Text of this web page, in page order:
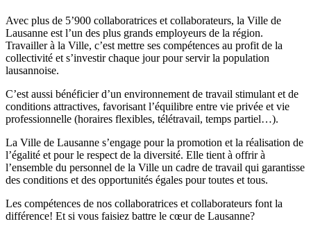
Avec plus de 5’900 collaboratrices et collaborateurs, la Ville de
Lausanne est l’un des plus grands employeurs de la région.
Travailler à la Ville, c’est mettre ses compétences au profit de la
collectivité et s’investir chaque jour pour servir la population
lausannoise.
C’est aussi bénéficier d’un environnement de travail stimulant et de
conditions attractives, favorisant l’équilibre entre vie privée et vie
professionnelle (horaires flexibles, télétravail, temps partiel…).
La Ville de Lausanne s’engage pour la promotion et la réalisation de
l’égalité et pour le respect de la diversité. Elle tient à offrir à
l’ensemble du personnel de la Ville un cadre de travail qui garantisse
des conditions et des opportunités égales pour toutes et tous.
Les compétences de nos collaboratrices et collaborateurs font la
différence! Et si vous faisiez battre le cœur de Lausanne?